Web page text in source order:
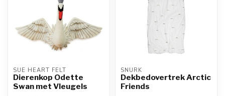
SUE HEART FELT
Dierenkop Odette
Swan met Vleugels
SNURK
Dekbedovertrek Arctic
Friends